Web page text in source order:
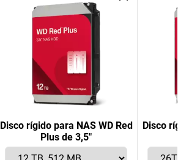
Disco rígido para NAS WD Red
Plus de 3,5"
Disco